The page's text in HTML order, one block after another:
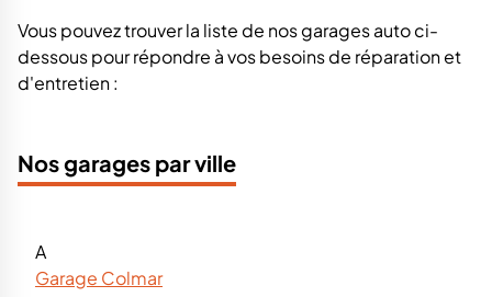
Vous pouvez trouver la liste de nos garages auto ci-
dessous pour répondre à vos besoins de réparation et
d'entretien :
Nos garages par ville
A
Garage Colmar